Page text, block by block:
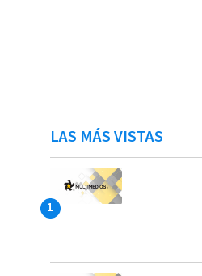
LAS MÁS VISTAS